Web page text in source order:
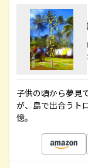
子供の頃から夢見
が、島で出合うト
憶。